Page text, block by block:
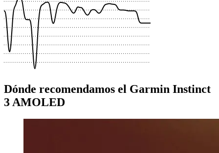
Dónde recomendamos el Garmin Instinct
3 AMOLED